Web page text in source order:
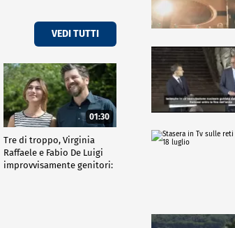
VEDI TUTTI
01:30
Tre di troppo, Virginia
Raffaele e Fabio De Luigi
improvvisamente genitori: